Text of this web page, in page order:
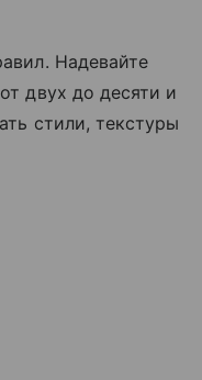
Надевайте
двух до десяти и
стили, текстуры